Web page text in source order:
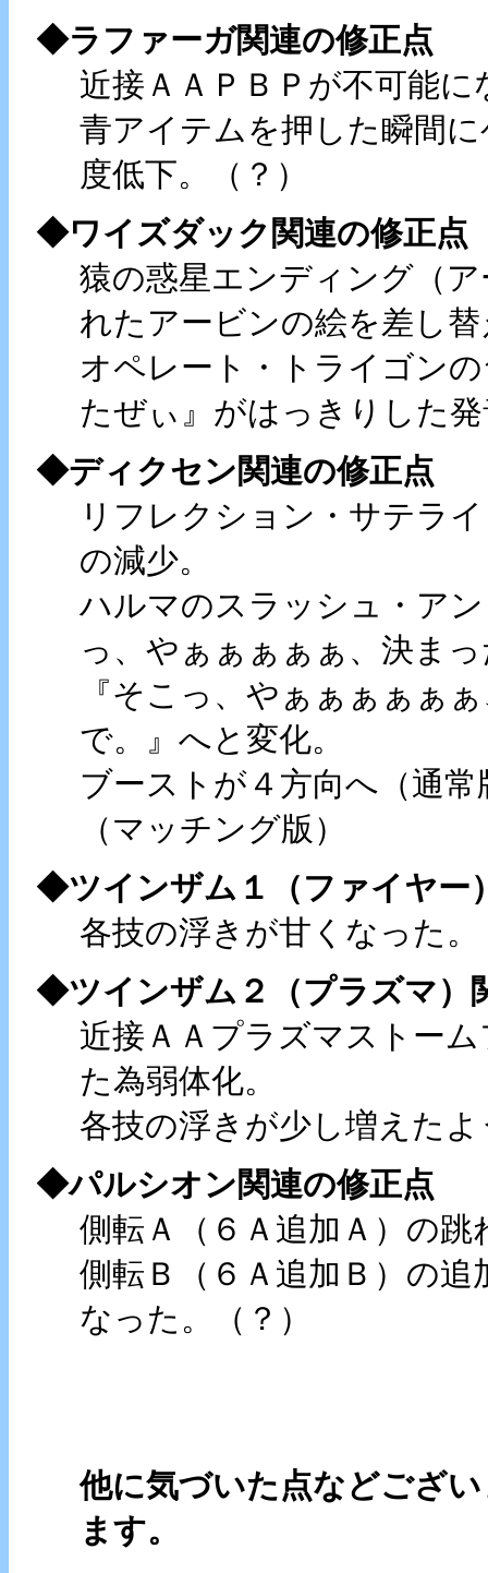
◆ラファーガ関連の修正点
近接ＡＡＰＢＰが不可能に
青アイテムを押した瞬間
度低下。（？）
◆ワイズダック関連の修正点
猿の惑星エンディング（
れたアービンの絵を差し替
オペレート・トライゴン
たぜぃ』がはっきりした
◆ディクセン関連の修正点
リフレクション・サテラ
の減少。
ハルマのスラッシュ・ア
っ、やぁぁぁぁぁ、決ま
『そこっ、やぁぁぁぁぁ
で。』へと変化。
ブーストが４方向へ（通
（マッチング版）
◆ツインザム１（ファイヤー
各技の浮きが甘くなった。
◆ツインザム２（プラズマ）
近接ＡＡプラズマストー
た為弱体化。
各技の浮きが少し増えた
◆パルシオン関連の修正点
側転Ａ（６Ａ追加Ａ）の跳
側転Ｂ（６Ａ追加Ｂ）の
なった。（？）
他に気づいた点などござ
ます。